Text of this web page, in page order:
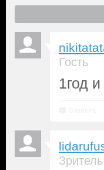
Гость
1год
Зритель